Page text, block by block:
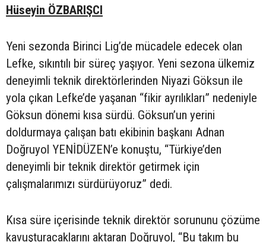
Hüseyin ÖZBARIŞCI
Yeni sezonda Birinci Lig’de mücadele edecek olan
Lefke, sıkıntılı bir süreç yaşıyor. Yeni sezona ülkemiz
deneyimli teknik direktörlerinden Niyazi Göksun ile
yola çıkan Lefke’de yaşanan “fikir ayrılıkları” nedeniyle
Göksun dönemi kısa sürdü. Göksun’un yerini
doldurmaya çalışan batı ekibinin başkanı Adnan
Doğruyol YENİDÜZEN’e konuştu, “Türkiye’den
deneyimli bir teknik direktör getirmek için
çalışmalarımızı sürdürüyoruz” dedi.
Kısa süre içerisinde teknik direktör sorununu çözüme
kavuşturacaklarını aktaran Doğruyol, “Bu takım bu